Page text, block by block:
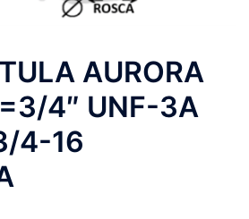
AURORA
4″ UNF-3A
4-16